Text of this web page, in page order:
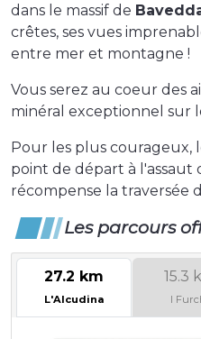
dans le massif de
crêtes, ses vues
entre mer et montagne !
Vous serez au coeur des
minéral exceptionnel sur
Pour les plus courageux,
point de départ à l'assaut
récompense la traversée
Les parcours
27.2 km
L'Alcudina
15.3
I